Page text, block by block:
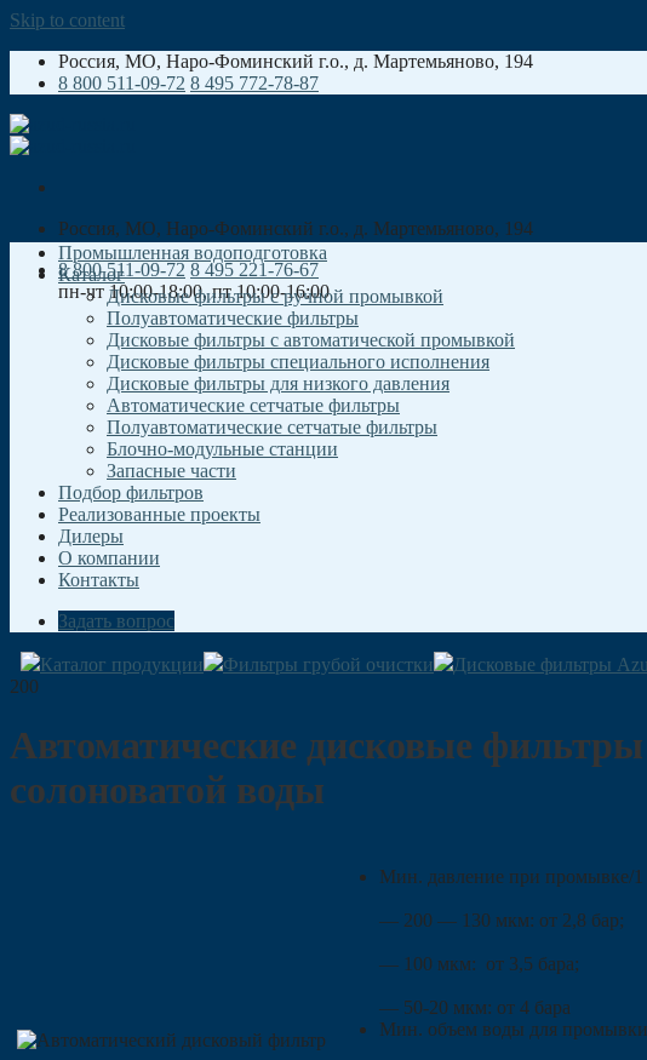
Skip to content
Россия, МO, Наро-Фоминский г.о., д. Мартемьяново, 194
8 800 511-09-72 8 495 772-78-87
Россия, МO, Наро-Фоминский г.о., д. Мартемьяново, 194
8 800 511-09-72 8 495 221-76-67
пн-чт 10:00-18:00, пт 10:00-16:00
Промышленная водоподготовка
Каталог
Дисковые фильтры с ручной промывкой
Полуавтоматические фильтры
Дисковые фильтры с автоматической промывкой
Дисковые фильтры специального исполнения
Дисковые фильтры для низкого давления
Автоматические сетчатые фильтры
Полуавтоматические сетчатые фильтры
Блочно-модульные станции
Запасные части
Подбор фильтров
Реализованные проекты
Дилеры
О компании
Контакты
Задать вопрос
Каталог продукции Фильтры грубой очистки Дисковые фильтры
200
Автоматические дисковые
солоноватой воды
Мин. давление при промывке/1
— 200 — 130 мкм: от 2,8 бар;
— 100 мкм: от 3,5 бара;
— 50-20 мкм: от 4 бара
Мин. объем воды для